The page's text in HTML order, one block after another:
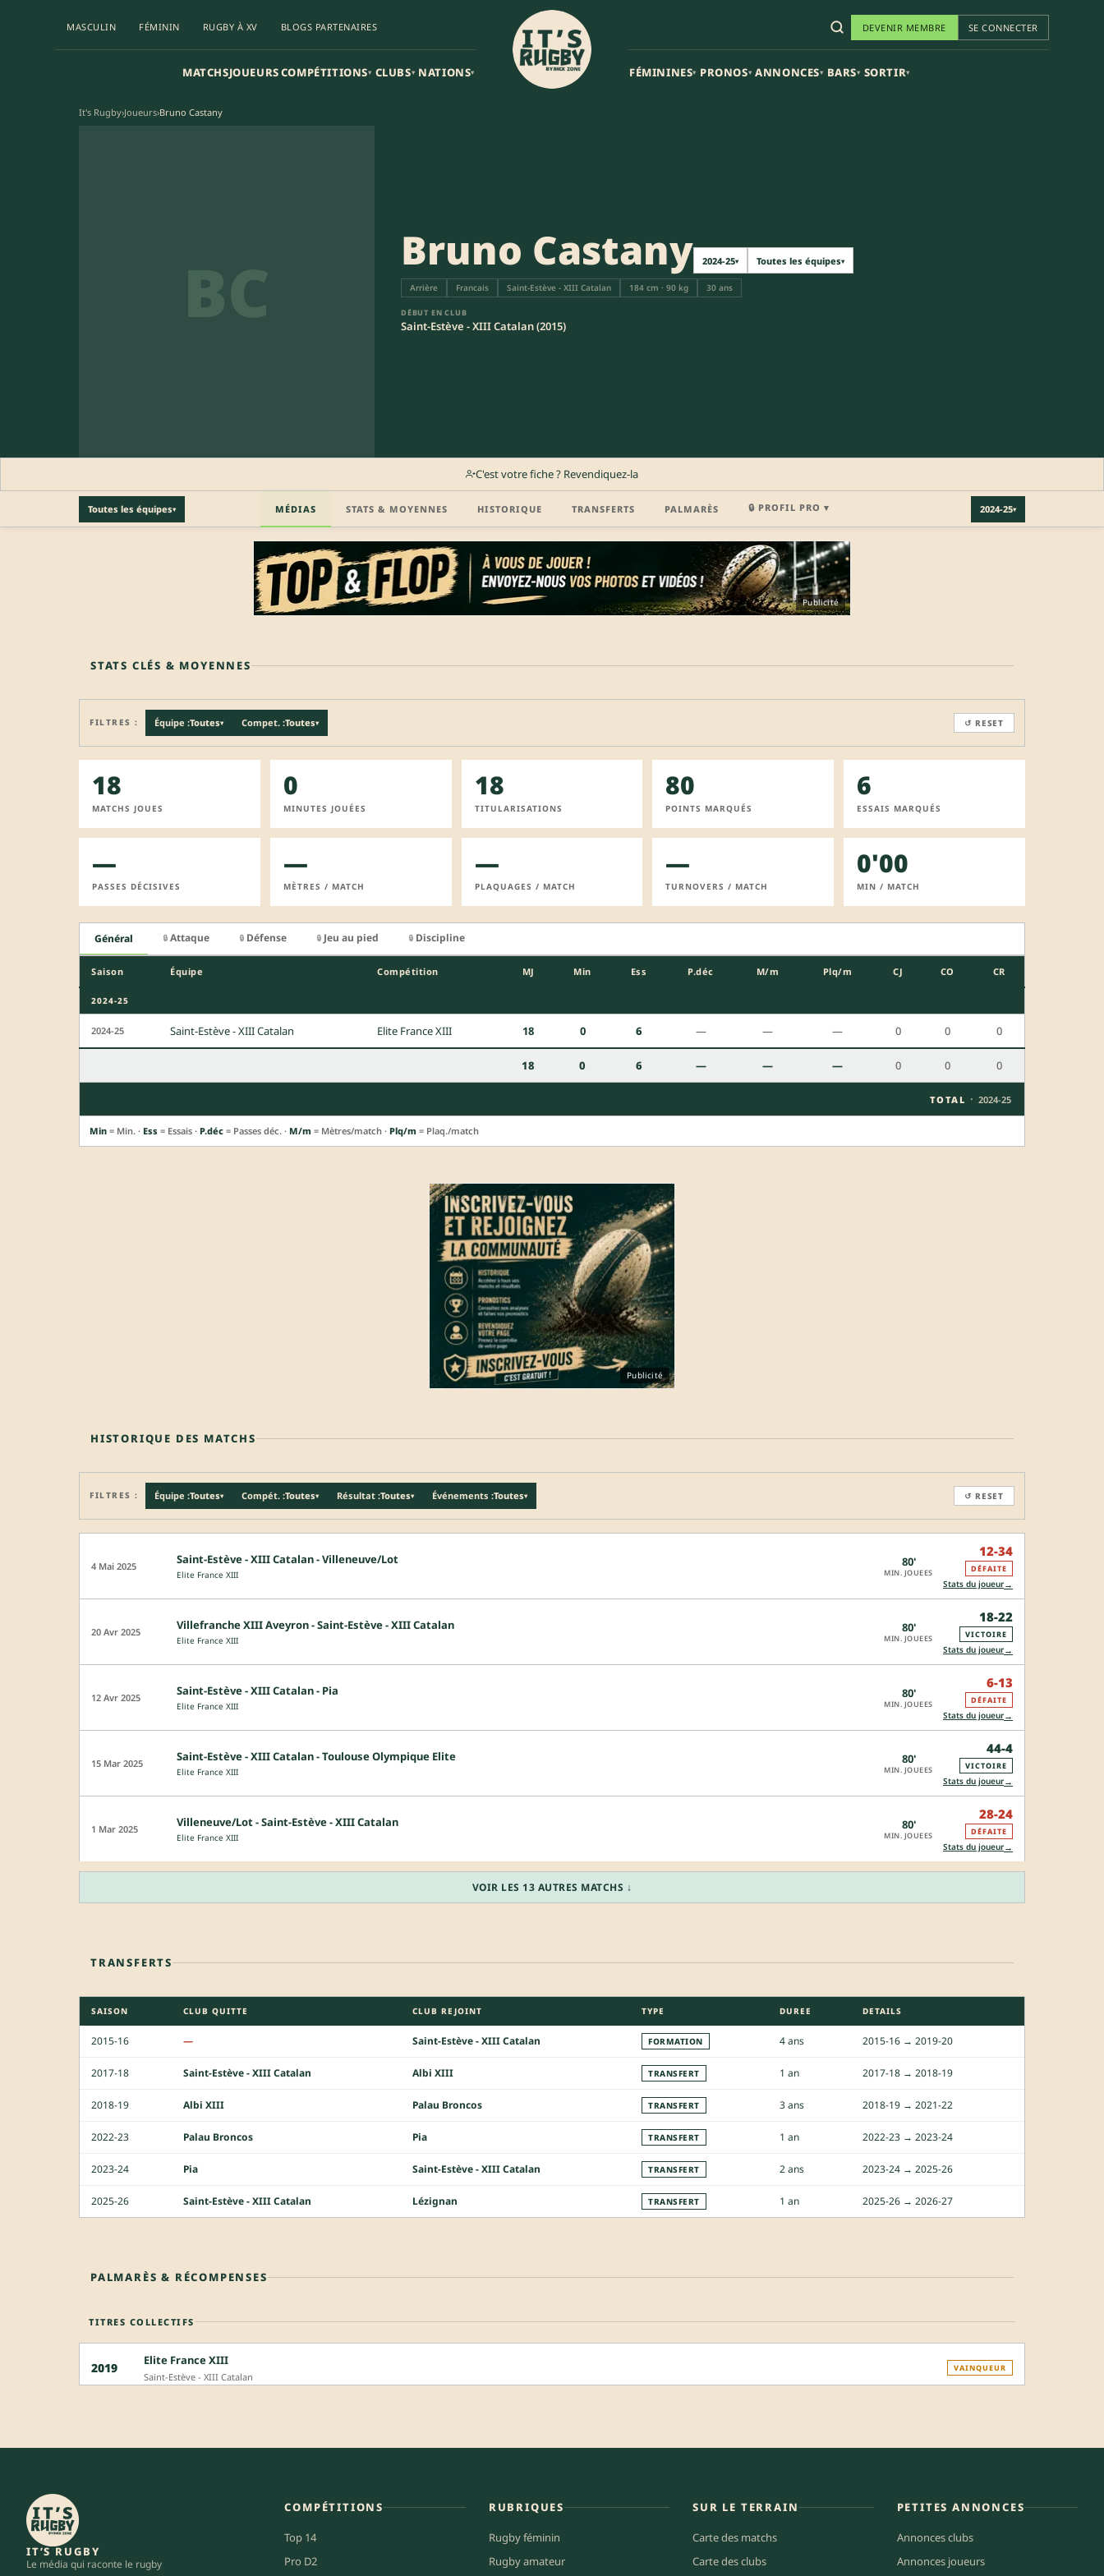
MASCULIN FÉMININ RUGBY À XV BLOGS PARTENAIRES
MATCHSJOUEURSCOMPÉTITIONS▾ CLUBS▾ NATIONS▾
DEVENIR MEMBRE SE CONNECTER
FÉMININES▾ PRONOS▾ ANNONCES▾ BARS▾ SORTIR▾
It's Rugby›Joueurs›Bruno Castany
BC Bruno Castany 2024-25▾ Toutes les équipes▾
Arrière Francais Saint-Estève - XIII Catalan 184 cm · 90 kg 30 ans
DÉBUT EN CLUB
Saint-Estève - XIII Catalan (2015)
C'est votre fiche ? Revendiquez-la
MÉDIAS STATS & MOYENNES HISTORIQUE TRANSFERTS PALMARÈS 🔒 PROFIL PRO ▾ 2024-25▾
Toutes les équipes▾
Profil pro · Réservé aux clubs REJOINDRE LA COMMUNAUTÉ
Publicité
STATS CLÉS & MOYENNES
FILTRES : Équipe :Toutes▾ Compet. :Toutes▾ ↺ RESET
18
MATCHS JOUES
0
MINUTES JOUÉES
18
TITULARISATIONS
80
POINTS MARQUÉS
6
ESSAIS MARQUÉS
—
PASSES DÉCISIVES
—
MÈTRES / MATCH
—
PLAQUAGES / MATCH
—
TURNOVERS / MATCH
0'00
MIN / MATCH
Général 🔒 Attaque 🔒 Défense 🔒 Jeu au pied 🔒 Discipline
Saison Équipe Compétition MJ Min Ess P.déc M/m Plq/m CJ CO CR
2024-25
2024-25 Saint-Estève - XIII Catalan Elite France XIII 18 0 6 — — — 0 0 0
18 0 6 — — — 0 0 0
TOTAL · 2024-25
Min = Min. · Ess = Essais · P.déc = Passes déc. · M/m = Mètres/match · Plq/m = Plaq./match
Publicité
HISTORIQUE DES MATCHS
FILTRES : Équipe :Toutes▾ Compét. :Toutes▾ Résultat :Toutes▾ Événements :Toutes▾ ↺ RESET
4 Mai 2025 Saint-Estève - XIII Catalan - Villeneuve/Lot
Elite France XIII
80'
MIN. JOUEES
12-34
DÉFAITE
Stats du joueur→
20 Avr 2025 Villefranche XIII Aveyron - Saint-Estève - XIII Catalan
Elite France XIII
80'
MIN. JOUEES
18-22
VICTOIRE
Stats du joueur→
12 Avr 2025 Saint-Estève - XIII Catalan - Pia
Elite France XIII
80'
MIN. JOUEES
6-13
DÉFAITE
Stats du joueur→
15 Mar 2025 Saint-Estève - XIII Catalan - Toulouse Olympique Elite
Elite France XIII
80'
MIN. JOUEES
44-4
VICTOIRE
Stats du joueur→
1 Mar 2025 Villeneuve/Lot - Saint-Estève - XIII Catalan
Elite France XIII
80'
MIN. JOUEES
28-24
DÉFAITE
Stats du joueur→
VOIR LES 13 AUTRES MATCHS ↓
TRANSFERTS
SAISON CLUB QUITTE CLUB REJOINT TYPE DUREE DETAILS
2015-16 — Saint-Estève - XIII Catalan FORMATION 4 ans 2015-16 → 2019-20
2017-18 Saint-Estève - XIII Catalan Albi XIII TRANSFERT 1 an 2017-18 → 2018-19
2018-19 Albi XIII Palau Broncos TRANSFERT 3 ans 2018-19 → 2021-22
2022-23 Palau Broncos Pia TRANSFERT 1 an 2022-23 → 2023-24
2023-24 Pia Saint-Estève - XIII Catalan TRANSFERT 2 ans 2023-24 → 2025-26
2025-26 Saint-Estève - XIII Catalan Lézignan TRANSFERT 1 an 2025-26 → 2026-27
PALMARÈS & RÉCOMPENSES
TITRES COLLECTIFS
2019 Elite France XIII
Saint-Estève - XIII Catalan
VAINQUEUR
IT’S RUGBY
Le média qui raconte le rugby
COMPÉTITIONS
Top 14
Pro D2
RUBRIQUES
Rugby féminin
Rugby amateur
SUR LE TERRAIN
Carte des matchs
Carte des clubs
PETITES ANNONCES
Annonces clubs
Annonces joueurs